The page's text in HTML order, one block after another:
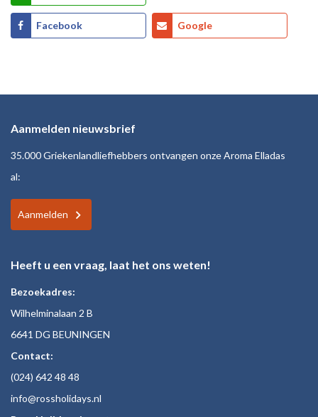
Facebook Google
Aanmelden nieuwsbrief
35.000 Griekenlandliefhebbers ontvangen onze Aroma Elladas
al:
Aanmelden
Heeft u een vraag, laat het ons weten!
Bezoekadres:
Wilhelminalaan 2 B
6641 DG BEUNINGEN
Contact:
(024) 642 48 48
info@rossholidays.nl